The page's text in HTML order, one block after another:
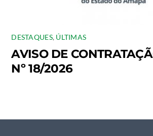
DESTAQUES, ÚLTIMAS
AVISO DE
Nº 18/2026